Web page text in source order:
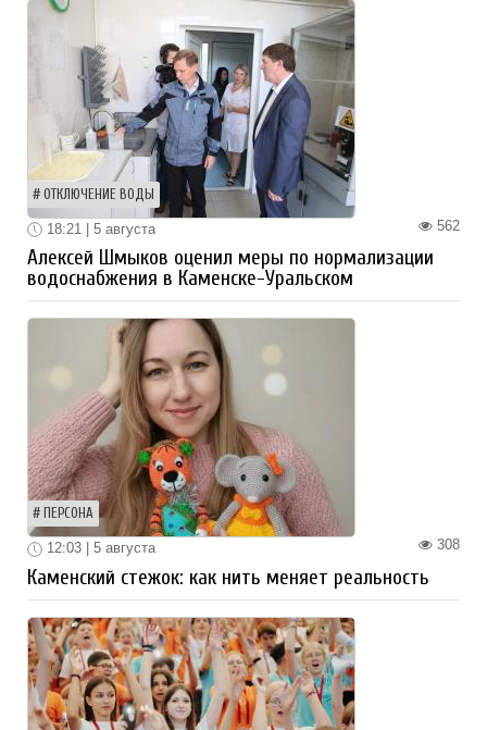
ОТКЛЮЧЕНИЕ ВОДЫ
562
18:21 | 5 августа
Алексей Шмыков оценил меры по нормализации
водоснабжения в Каменске-Уральском
ПЕРСОНА
308
12:03 | 5 августа
Каменский стежок: как нить меняет реальность